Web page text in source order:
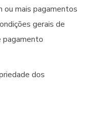
ou mais pagamentos
gerais de
pagamento
dos